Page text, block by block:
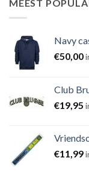
MEEST
Navy
€50,00
Club
€19,95
€11,99